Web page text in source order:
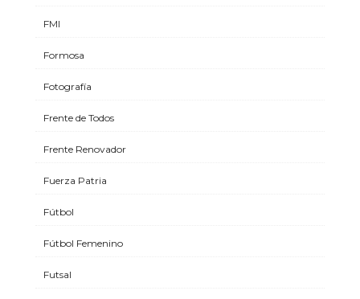
FMI
Formosa
Fotografía
Frente de Todos
Frente Renovador
Fuerza Patria
Fútbol
Fútbol Femenino
Futsal